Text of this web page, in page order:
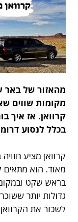
מהאזור של באר
מקומות שווים
קרוואן. אז איך
בכלל לנסוע
קרוואן מציע
מאוד. הוא מתאים
בראש שקט
גדולות יותר
לשכור את